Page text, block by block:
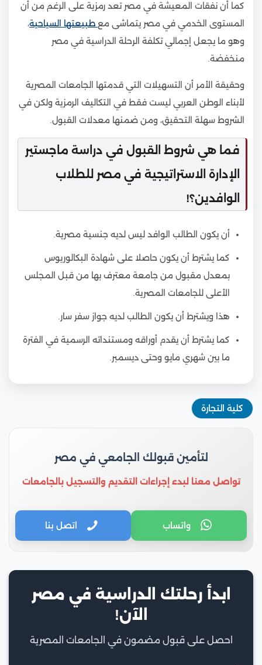
كما أن نفقات المعيشة في مصر تعد رمزية على الرغم من أن
المستوى الخدمي في مصر يتماشى مع طبيعتها السياحية،
وهو ما يجعل إجمالي تكلفة الرحلة الدراسية في مصر
منخفضة.
وحقيقة الأمر أن التسهيلات التي قدمتها الجامعات المصرية
لأبناء الوطن العربي ليست فقط في التكاليف الرمزية ولكن في
الشروط سهلة التحقيق، ومن ضمنها معدلات القبول.
فما هي شروط القبول في دراسة ماجستير
الإدارة الاستراتيجية في مصر للطلاب
الوافدين؟!
أن يكون الطالب الوافد ليس لديه جنسية مصرية.
كما يشترط أن يكون حاصلا على شهادة البكالوريوس
بمعدل مقبول من جامعة معترف بها من قبل المجلس
الأعلى للجامعات المصرية.
هذا ويشترط أن يكون الطالب لديه جواز سفر سار.
كما يشترط أن يقدم أوراقه ومستنداته الرسمية في الفترة
ما بين شهري مايو وحتى ديسمبر.
كلية التجارة
لتأمين قبولك الجامعي في مصر
تواصل معنا لبدء إجراءات التقديم والتسجيل بالجامعات
واتساب اتصل بنا
ابدأ رحلتك الدراسية في مصر
الآن!
احصل على قبول مضمون في الجامعات المصرية